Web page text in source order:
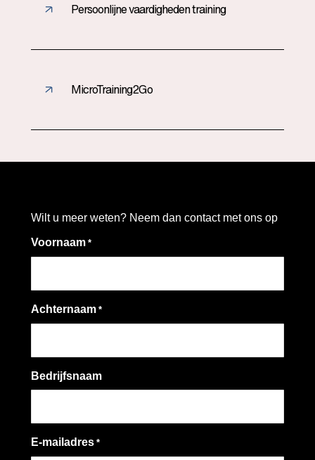
Persoonlijne vaardigheden training
MicroTraining2Go
Wilt u meer weten? Neem dan contact met ons op
Voornaam *
Achternaam *
Bedrijfsnaam
E-mailadres *